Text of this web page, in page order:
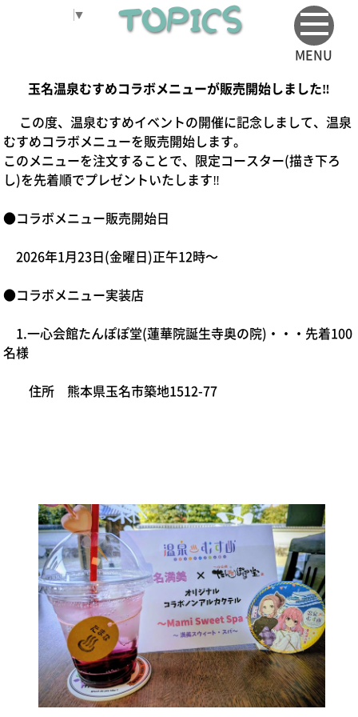
MENU
▼ TOPICS
玉名温泉むすめコラボメニューが販売開始しました‼
この度、温泉むすめイベントの開催に記念しまして、温泉
むすめコラボメニューを販売開始します。
このメニューを注文することで、限定コースター(描き下ろ
し)を先着順でプレゼントいたします‼
●コラボメニュー販売開始日
2026年1月23日(金曜日)正午12時～
●コラボメニュー実装店
1.一心会館たんぽぽ堂(蓮華院誕生寺奥の院)・・・先着100
名様
住所 熊本県玉名市築地1512-77